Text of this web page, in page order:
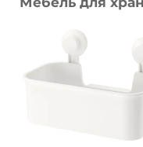
Контакты
Условия
Кухни и
Столы и стулья
Ванная комната
Мебель для